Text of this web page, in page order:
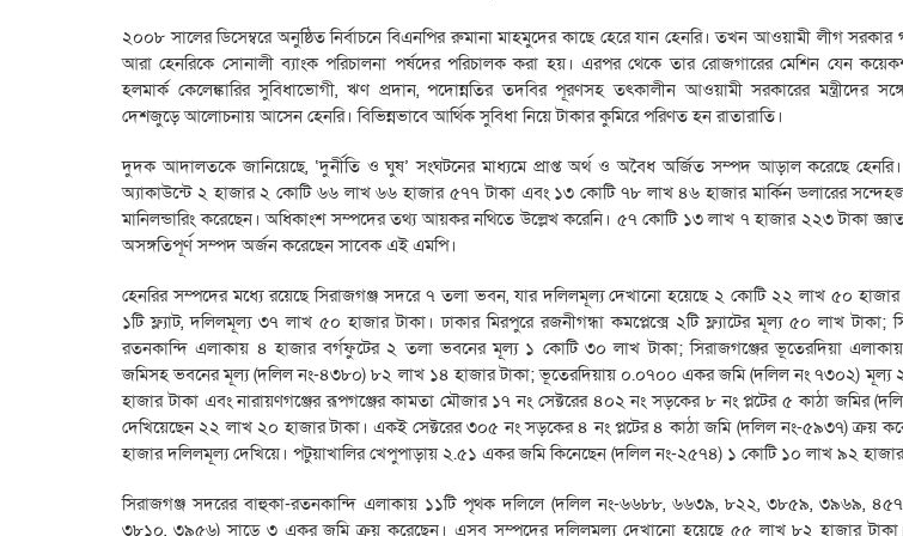
২০০৮ সালের ডিসেম্বরে অনুষ্ঠিত নির্বাচনে বিএনপির রুমানা মাহমুদের কাছে হেরে যান হেনরি। তখন আওয়ামী লীগ
আরা হেনরিকে সোনালী ব্যাংক পরিচালনা পর্ষদের পরিচালক করা হয়। এরপর থেকে তার রোজগারের মেশিন যেন
হলমার্ক কেলেঙ্কারির সুবিধাভোগী, ঋণ প্রদান, পদোন্নতির তদবির পূরণসহ তৎকালীন আওয়ামী সরকারের মন্ত্রীদের
দেশজুড়ে আলোচনায় আসেন হেনরি। বিভিন্নভাবে আর্থিক সুবিধা নিয়ে টাকার কুমিরে পরিণত হন রাতারাতি।
দুদক আদালতকে জানিয়েছে, ‘দুর্নীতি ও ঘুষ’ সংঘটনের মাধ্যমে প্রাপ্ত অর্থ ও অবৈধ অর্জিত সম্পদ আড়াল করেছে
অ্যাকাউন্টে ২ হাজার ২ কোটি ৬৬ লাখ ৬৬ হাজার ৫৭৭ টাকা এবং ১৩ কোটি ৭৮ লাখ ৪৬ হাজার মার্কিন ডলারের
মানিলন্ডারিং করেছেন। অধিকাংশ সম্পদের তথ্য আয়কর নথিতে উল্লেখ করেনি। ৫৭ কোটি ১৩ লাখ ৭ হাজার ২২৩ টাকা
অসঙ্গতিপূর্ণ সম্পদ অর্জন করেছেন সাবেক এই এমপি।
হেনরির সম্পদের মধ্যে রয়েছে সিরাজগঞ্জ সদরে ৭ তলা ভবন, যার দলিলমূল্য দেখানো হয়েছে ২ কোটি ২২ লাখ ৫০ হাজার
১টি ফ্ল্যাট, দলিলমূল্য ৩৭ লাখ ৫০ হাজার টাকা। ঢাকার মিরপুরে রজনীগন্ধা কমপ্লেক্সে ২টি ফ্ল্যাটের মূল্য ৫০ লাখ টাকা;
রতনকান্দি এলাকায় ৪ হাজার বর্গফুটের ২ তলা ভবনের মূল্য ১ কোটি ৩০ লাখ টাকা; সিরাজগঞ্জের ভূতেরদিয়া
জমিসহ ভবনের মূল্য (দলিল নং-৪৩৮০) ৮২ লাখ ১৪ হাজার টাকা; ভূতেরদিয়ায় ০.০৭০০ একর জমি (দলিল নং ৭৩০২) মূল্য
হাজার টাকা এবং নারায়ণগঞ্জের রূপগঞ্জের কামতা মৌজার ১৭ নং সেক্টরের ৪০২ নং সড়কের ৮ নং প্লটের ৫ কাঠা জমির
দেখিয়েছেন ২২ লাখ ২০ হাজার টাকা। একই সেক্টরের ৩০৫ নং সড়কের ৪ নং প্লটের ৪ কাঠা জমি (দলিল নং-৫৯৩৭) ক্রয়
হাজার দলিলমূল্য দেখিয়ে। পটুয়াখালির খেপুপাড়ায় ২.৫১ একর জমি কিনেছেন (দলিল নং-২৫৭৪) ১ কোটি ১০ লাখ ৯২ হাজার
সিরাজগঞ্জ সদরের বাহুকা-রতনকান্দি এলাকায় ১১টি পৃথক দলিলে (দলিল নং-৬৬৮৮, ৬৬৩৯, ৮২২, ৩৮৫৯, ৩৯৬৯,
৩৮১০, ৩৯৫৬) সাড়ে ৩ একর জমি ক্রয় করেছেন। এসব সম্পদের দলিলমূল্য দেখানো হয়েছে ৫৫ লাখ ৮২ হাজার টাকা।